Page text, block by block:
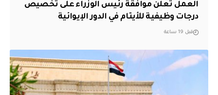
العمل تعلن موافقة رئيس الوزراء على تخصيص
درجات وظيفية للأيتام في الدور الإيوائية
قبل 19 ساعة